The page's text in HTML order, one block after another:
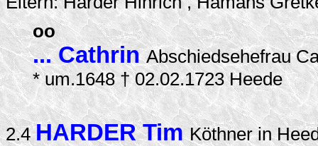
oo
... CathrinAbschiedsehefrau
* um.1648 † 02.02.1723 Heede
2.4 HARDER TimKöthner in